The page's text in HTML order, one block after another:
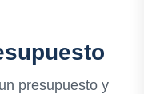
presupuesto y